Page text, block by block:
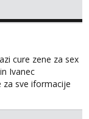
se nemoram
te!
cure zene za sex
Ivanec
sve iformacije